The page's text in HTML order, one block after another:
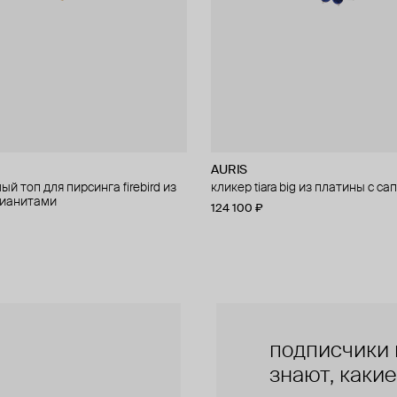
топ для пирсинга firebird из
AURIS
кликер tiara big из платины с
124 100 ₽
пирсинга phoenix из золота
AURIS
правый малый топ для
золота с фианитами
подписчики
знают,